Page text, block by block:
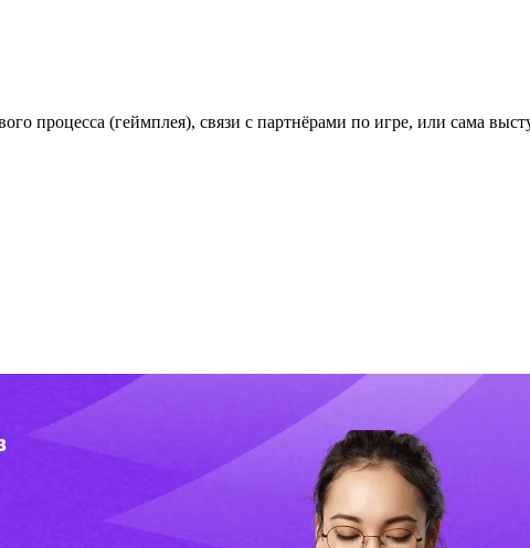
процесса (геймплея), связи с партнёрами по игре, или сама